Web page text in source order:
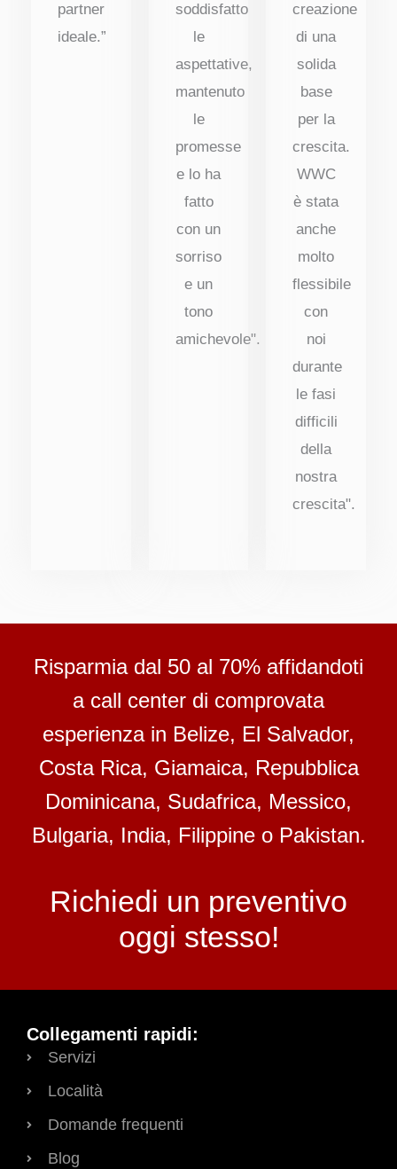
partner
ideale.”
soddisfatto
le
aspettative,
mantenuto
le
promesse
e lo ha
fatto
con un
sorriso
e un
tono
amichevole".
creazione
di una
solida
base
per la
crescita.
WWC
è stata
anche
molto
flessibile
con
noi
durante
le fasi
difficili
della
nostra
crescita".
Risparmia dal 50 al 70% affidandoti
a call center di comprovata
esperienza in Belize, El Salvador,
Costa Rica, Giamaica, Repubblica
Dominicana, Sudafrica, Messico,
Bulgaria, India, Filippine o Pakistan.
Richiedi un preventivo
oggi stesso!
Collegamenti rapidi:
Servizi
Località
Domande frequenti
Blog